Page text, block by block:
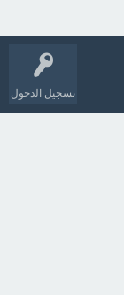
تسجيل الدخول